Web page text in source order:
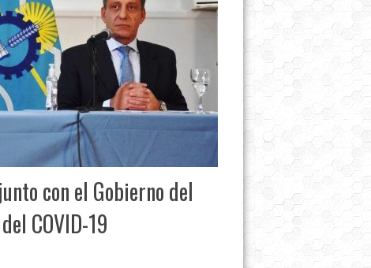
con el Gobierno del
COVID-19